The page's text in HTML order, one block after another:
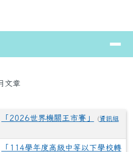
訊網
⏸
文章
「2026世界機關王市賽」 (資訊組
「114學年度高級中等以下學校轉